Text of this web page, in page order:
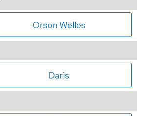
Orson Welles
Daris